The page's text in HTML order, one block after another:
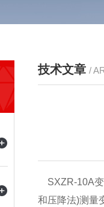
技术文章 /
SXZR-10A变
和压降法)测量